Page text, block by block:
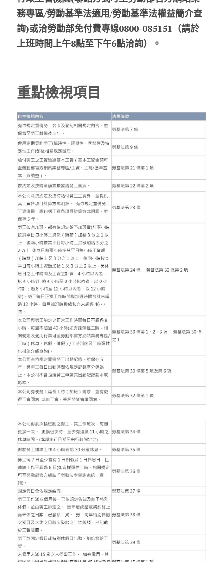
務專區/勞動基準法適用/勞動基準法權益簡介查
詢)或洽勞動部免付費專線0800-085151（請於
上班時間上午8點至下午6點洽詢）。
重點檢視項目